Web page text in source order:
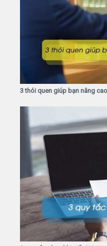
3 thói quen giúp bạn nâng